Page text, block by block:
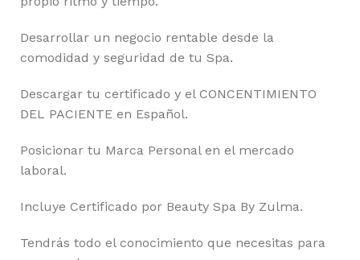
Desarrollar un negocio rentable desde la
comodidad y seguridad de tu Spa.
Descargar tu certificado y el CONCENTIMIENTO
DEL PACIENTE en Español.
Posicionar tu Marca Personal en el mercado
laboral.
Incluye Certificado por Beauty Spa By Zulma.
Tendrás todo el conocimiento que necesitas para